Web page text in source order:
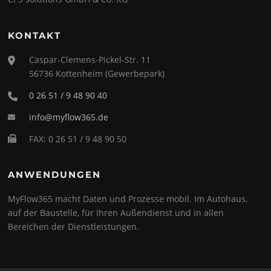
KONTAKT
Caspar-Clemens-Pickel-Str. 11
56736 Kottenheim (Gewerbepark)
0 26 51 / 9 48 90 40
info@myflow365.de
FAX: 0 26 51 / 9 48 90 50
ANWENDUNGEN
MyFlow365 macht Daten und Prozesse mobil. Im Autohaus,
auf der Baustelle, für Ihren Außendienst und in allen
Bereichen der Dienstleistungen.